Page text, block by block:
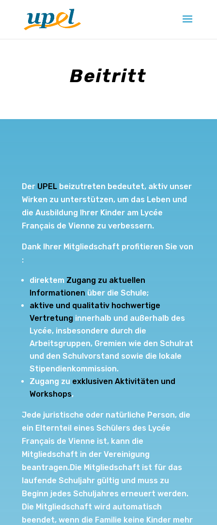
Beitritt
Der UPEL beizutreten bedeutet, aktiv unser
Wirken zu unterstützen, um das Leben und
die Ausbildung Ihrer Kinder am Lycée
Français de Vienne zu verbessern.
Dank Ihrer Mitgliedschaft profitieren Sie von
:
direktem Zugang zu aktuellen
Informationen über die Schule;
aktive und qualitativ hochwertige
Vertretung innerhalb und außerhalb des
Lycée, insbesondere durch die
Arbeitsgruppen, Gremien wie den Schulrat
und den Schulvorstand sowie die lokale
Stipendienkommission.
Zugang zu exklusiven Aktivitäten und
Workshops,
Jede juristische oder natürliche Person, die
ein Elternteil eines Schülers des Lycée
Français de Vienne ist, kann die
Mitgliedschaft in der Vereinigung
beantragen.Die Mitgliedschaft ist für das
laufende Schuljahr gültig und muss zu
Beginn jedes Schuljahres erneuert werden.
Die Mitgliedschaft wird automatisch
beendet, wenn die Familie keine Kinder mehr